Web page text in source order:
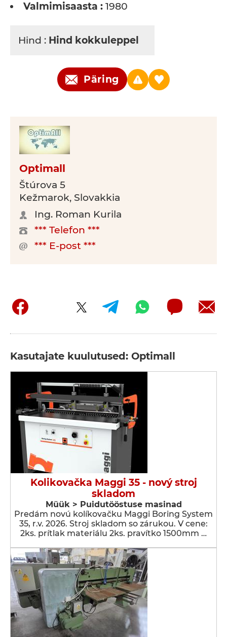
Valmimisaasta : 1980
Hind : Hind kokkuleppel
Päring
Optimall
Štúrova 5
Kežmarok, Slovakkia
Ing. Roman Kurila
*** Telefon ***
*** E-post ***
Kasutajate kuulutused: Optimall
Kolikovačka Maggi 35 - nový stroj
skladom
Müük > Puidutööstuse masinad
Predám novú kolíkovačku Maggi Boring System
35, r.v. 2026. Stroj skladom so zárukou. V cene:
2ks. prítlak materiálu 2ks. pravítko 1500mm …